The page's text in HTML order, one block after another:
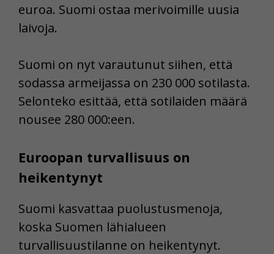
euroa. Suomi ostaa merivoimille uusia
laivoja.
Suomi on nyt varautunut siihen, että
sodassa armeijassa on 230 000 sotilasta.
Selonteko esittää, että sotilaiden määrä
nousee 280 000:een.
Euroopan turvallisuus on
heikentynyt
Suomi kasvattaa puolustusmenoja,
koska Suomen lähialueen
turvallisuustilanne on heikentynyt.